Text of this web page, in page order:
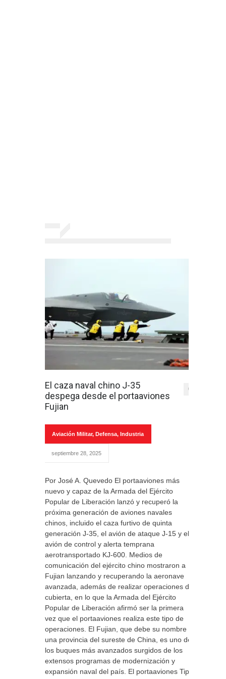
El caza naval chino J-35
despega desde el portaaviones
Fujian
0
Aviación Militar, Defensa, Industria
septiembre 28, 2025
Por José A. Quevedo El portaaviones más
nuevo y capaz de la Armada del Ejército
Popular de Liberación lanzó y recuperó la
próxima generación de aviones navales
chinos, incluido el caza furtivo de quinta
generación J-35, el avión de ataque J-15 y el
avión de control y alerta temprana
aerotransportado KJ-600. Medios de
comunicación del ejército chino mostraron a
Fujian lanzando y recuperando la aeronave
avanzada, además de realizar operaciones de
cubierta, en lo que la Armada del Ejército
Popular de Liberación afirmó ser la primera
vez que el portaaviones realiza este tipo de
operaciones. El Fujian, que debe su nombre a
una provincia del sureste de China, es uno de
los buques más avanzados surgidos de los
extensos programas de modernización y
expansión naval del país. El portaaviones Tipo